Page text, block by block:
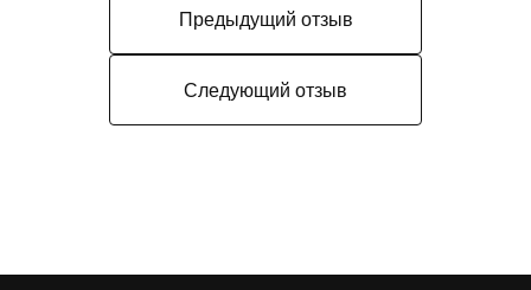
Предыдущий отзыв
Следующий отзыв